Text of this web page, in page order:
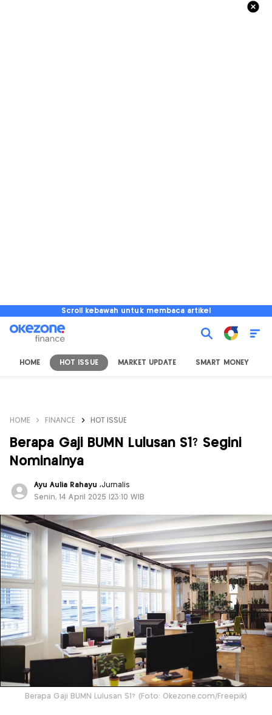
Scroll kebawah untuk membaca artikel
HOME HOT ISSUE MARKET UPDATE SMART MONEY
HOME FINANCE HOT ISSUE
Berapa Gaji BUMN Lulusan S1? Segini
Nominalnya
Ayu Aulia Rahayu ,Jurnalis
Senin, 14 April 2025 |23:10 WIB
Berapa Gaji BUMN Lulusan S1? (Foto: Okezone.com/Freepik)